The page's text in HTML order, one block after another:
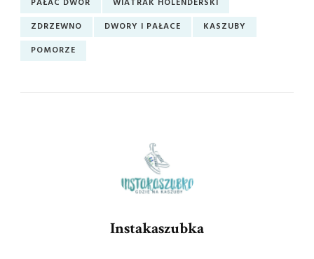
PAŁAC DWÓR
WIATRAK HOLENDERSKI
ZDRZEWNO
DWORY I PAŁACE
KASZUBY
POMORZE
Instakaszubka